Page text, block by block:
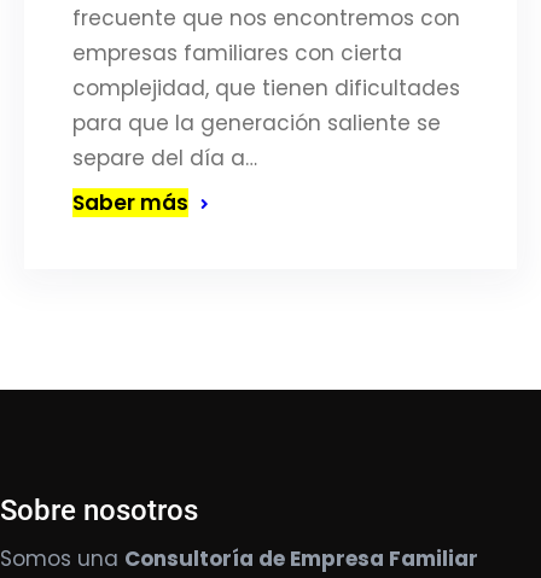
frecuente que nos encontremos con
empresas familiares con cierta
complejidad, que tienen dificultades
para que la generación saliente se
separe del día a…
Saber más
Sobre nosotros
Somos una Consultoría de Empresa Familiar